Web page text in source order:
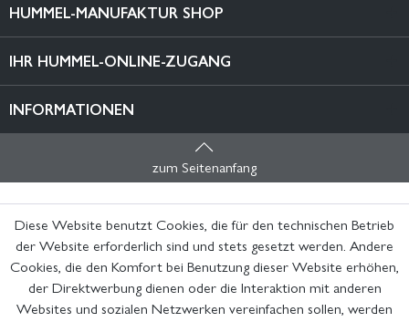
HUMMEL-MANUFAKTUR SHOP
IHR HUMMEL-ONLINE-ZUGANG
INFORMATIONEN
zum Seitenanfang
Diese Website benutzt Cookies, die für den technischen Betrieb
der Website erforderlich sind und stets gesetzt werden. Andere
Cookies, die den Komfort bei Benutzung dieser Website erhöhen,
der Direktwerbung dienen oder die Interaktion mit anderen
Websites und sozialen Netzwerken vereinfachen sollen, werden